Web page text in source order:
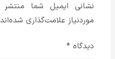
نشانی ایمیل شما
موردنیاز علامت‌گذاری شده‌اند
دیدگاه *